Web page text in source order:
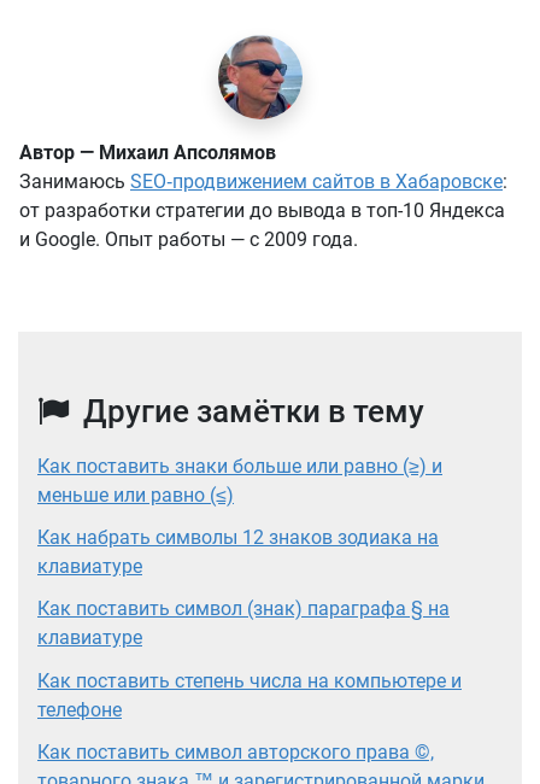
Автор — Михаил Апсолямов
Занимаюсь SEO‑продвижением сайтов в Хабаровске:
от разработки стратегии до вывода в топ-10 Яндекса
и Google. Опыт работы — с 2009 года.
Другие замётки в тему
Как поставить знаки больше или равно (≥) и
меньше или равно (≤)
Как набрать символы 12 знаков зодиака на
клавиатуре
Как поставить символ (знак) параграфа § на
клавиатуре
Как поставить степень числа на компьютере и
телефоне
Как поставить символ авторского права ©,